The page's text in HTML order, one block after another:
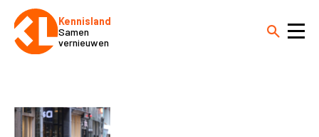
Kennisland
Samen
vernieuwen